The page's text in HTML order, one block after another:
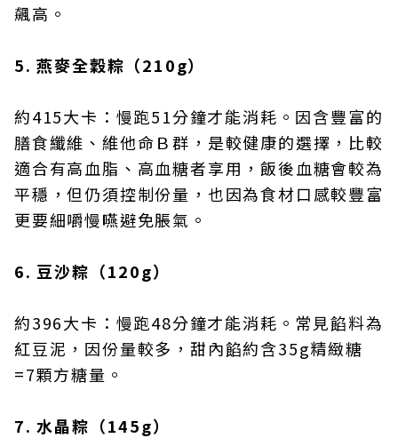
飆高。
5. 燕麥全穀粽（210g）
約415大卡：慢跑51分鐘才能消耗。因含豐富的
膳食纖維、維他命Ｂ群，是較健康的選擇，比較
適合有高血脂、高血糖者享用，飯後血糖會較為
平穩，但仍須控制份量，也因為食材口感較豐富
更要細嚼慢嚥避免脹氣。
6. 豆沙粽（120g）
約396大卡：慢跑48分鐘才能消耗。常見餡料為
紅豆泥，因份量較多，甜內餡約含35g精緻糖
=7顆方糖量。
7. 水晶粽（145g）